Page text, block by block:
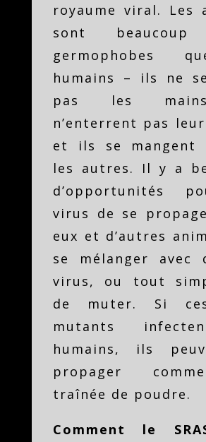
royaume viral. Les
sont beaucoup
germophobes
humains – ils ne
pas les
n’enterrent pas
et ils se mangent
les autres. Il y a
d’opportunités
virus de se
eux et d’autres
se mélanger avec
virus, ou tout
de muter. Si
mutants
humains, ils
propager
traînée de poudre.
Comment le